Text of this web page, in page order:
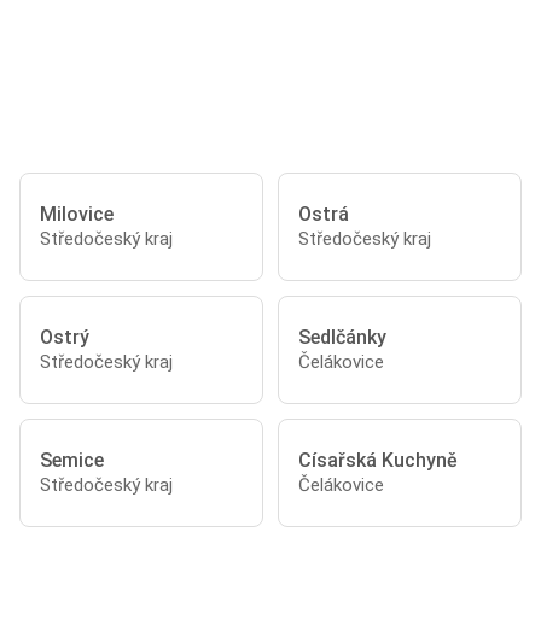
Milovice
Středočeský kraj
Ostrá
Středočeský kraj
Ostrý
Středočeský kraj
Sedlčánky
Čelákovice
Semice
Středočeský kraj
Císařská Kuchyně
Čelákovice